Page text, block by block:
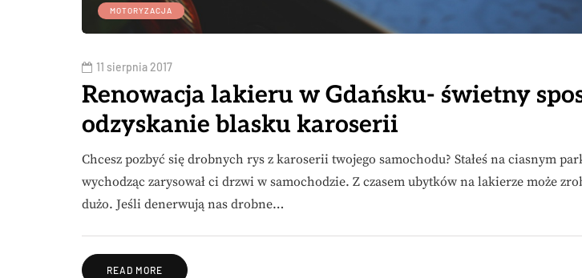
MOTORYZACJA
11 sierpnia 2017
Renowacja lakieru w Gdańsku- świetny
odzyskanie blasku karoserii
Chcesz pozbyć się drobnych rys z karoserii twojego samochodu? Stałeś na ciasnym
wychodząc zarysował ci drzwi w samochodzie. Z czasem ubytków na lakierze może
dużo. Jeśli denerwują nas drobne…
READ MORE